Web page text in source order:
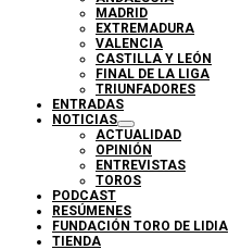
MADRID
EXTREMADURA
VALENCIA
CASTILLA Y LEÓN
FINAL DE LA LIGA
TRIUNFADORES
ENTRADAS
NOTICIAS
ACTUALIDAD
OPINIÓN
ENTREVISTAS
TOROS
PODCAST
RESÚMENES
FUNDACIÓN TORO DE LIDIA
TIENDA